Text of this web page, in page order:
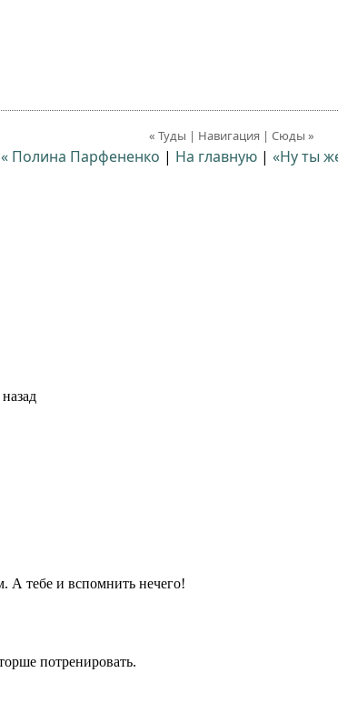
« Туды | Навигация | Сюды »
« Полина Парфененко | На главную| «Ну ты